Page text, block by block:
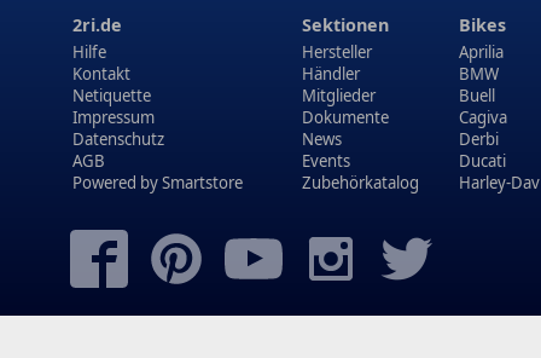
2ri.de
Hilfe
Kontakt
Netiquette
Impressum
Datenschutz
AGB
Powered bySmartstore
Sektionen
Hersteller
Händler
Mitglieder
Dokumente
News
Events
Zubehörkatalog
Bikes
Aprilia
BMW
Buell
Cagiva
Derbi
Ducati
Harley-